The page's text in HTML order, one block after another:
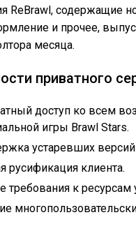
ReBrawl, содержащие
и прочее,
месяца.
приватного
доступ ко всем
игры Brawl Stars.
устаревших
русификация клиента.
требования к ресурсам